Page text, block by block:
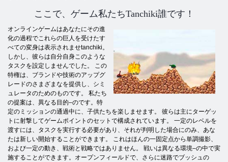
ここで、ゲーム私たちTanchiki誰です！
オンラインゲームはあなたにその進
化の過程でこれらの巨人を受けたす
べての変身は表示されませtanchiki。
しかし、彼らは自分自身このような
タスクを設定しませんでした。 この
特権は、ブランドや技術のアップグ
レードのさまざまなを提供し、シミ
ュレータのためのものです。 私たち
の提案は、異なる目的–のです。特
定のミッションの通過中に、子供たちを楽しませます。 彼らは主にターゲッ
トに射撃してゲームポイントのセットで構成されています。 一定のレベルを
渡すには、タスクを実行する必要があり、それが判明した場合にのみ、あな
たは新しい開始することができます。 これはほんの一固定点から単調撮影、
および一定の動き、戦術と戦略ではありません。 戦いは異なる環境–の中で実
施することができます。オープンフィールドで、さらに迷路でブッシュの